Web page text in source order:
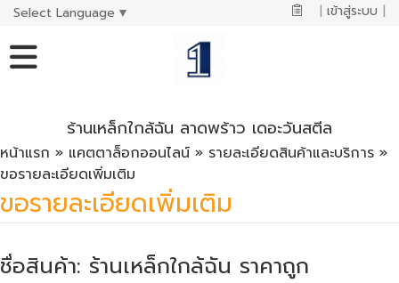
Select Language ▼ | เข้าสู่ระบบ |
ร้านเหล็กใกล้ฉัน ลาดพร้าว เดอะวันสตีล
หน้าแรก » แคตตาล็อกออนไลน์ » รายละเอียดสินค้าและบริการ »
ขอรายละเอียดเพิ่มเติม
ขอรายละเอียดเพิ่มเติม
ชื่อสินค้า: ร้านเหล็กใกล้ฉัน ราคาถูก